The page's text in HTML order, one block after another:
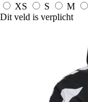
XS
S M
Dit veld is verplicht